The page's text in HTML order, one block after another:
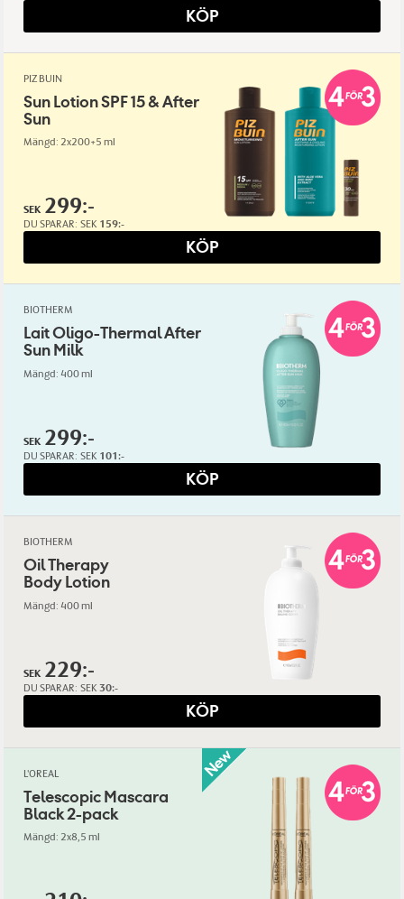
KÖP
PIZ BUIN
Sun Lotion SPF 15 & After
Sun
Mängd: 2x200+5 ml
SEK 299:-
DU SPARAR: SEK 159:-
KÖP
BIOTHERM
Lait Oligo-Thermal After
Sun Milk
Mängd: 400 ml
SEK 299:-
DU SPARAR: SEK 101:-
KÖP
BIOTHERM
Oil Therapy
Body Lotion
Mängd: 400 ml
SEK 229:-
DU SPARAR: SEK 30:-
KÖP
L'OREAL
Telescopic Mascara
Black 2-pack
Mängd: 2x8,5 ml